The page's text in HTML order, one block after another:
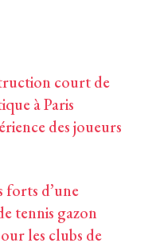
court de
à Paris
des joueurs
forts d’une
tennis gazon
les clubs de